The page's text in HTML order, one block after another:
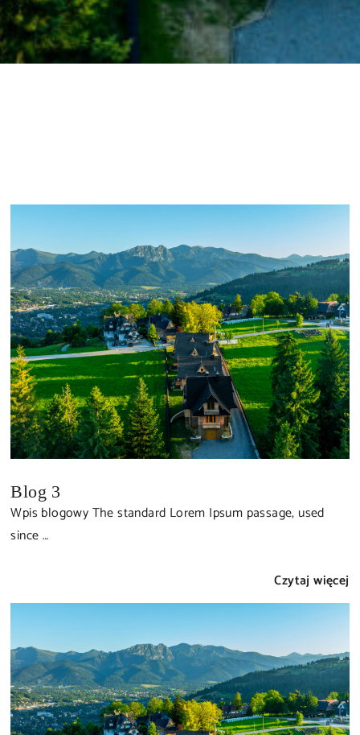
Blog 3
Wpis blogowy The standard Lorem Ipsum passage, used
since …
Czytaj więcej